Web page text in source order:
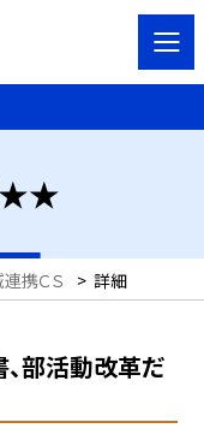
★★
携ＣＳ > 詳細
部活動改革だ